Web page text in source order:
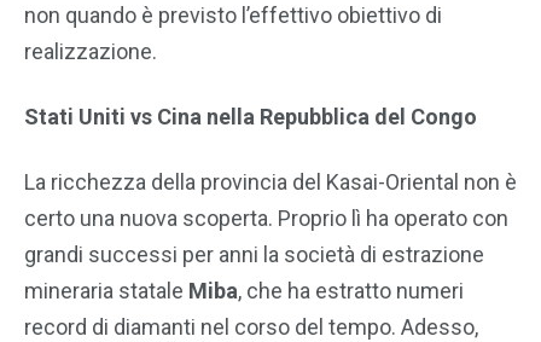
non quando è previsto l’effettivo obiettivo di
realizzazione.
Stati Uniti vs Cina nella Repubblica del Congo
La ricchezza della provincia del Kasai-Oriental non è
certo una nuova scoperta. Proprio lì ha operato con
grandi successi per anni la società di estrazione
mineraria statale Miba, che ha estratto numeri
record di diamanti nel corso del tempo. Adesso,